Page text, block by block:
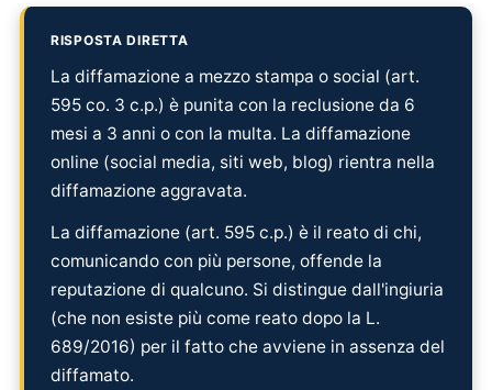
RISPOSTA DIRETTA
La diffamazione a mezzo stampa o social (art.
595 co. 3 c.p.) è punita con la reclusione da 6
mesi a 3 anni o con la multa. La diffamazione
online (social media, siti web, blog) rientra nella
diffamazione aggravata.
La diffamazione (art. 595 c.p.) è il reato di chi,
comunicando con più persone, offende la
reputazione di qualcuno. Si distingue dall'ingiuria
(che non esiste più come reato dopo la L.
689/2016) per il fatto che avviene in assenza del
diffamato.